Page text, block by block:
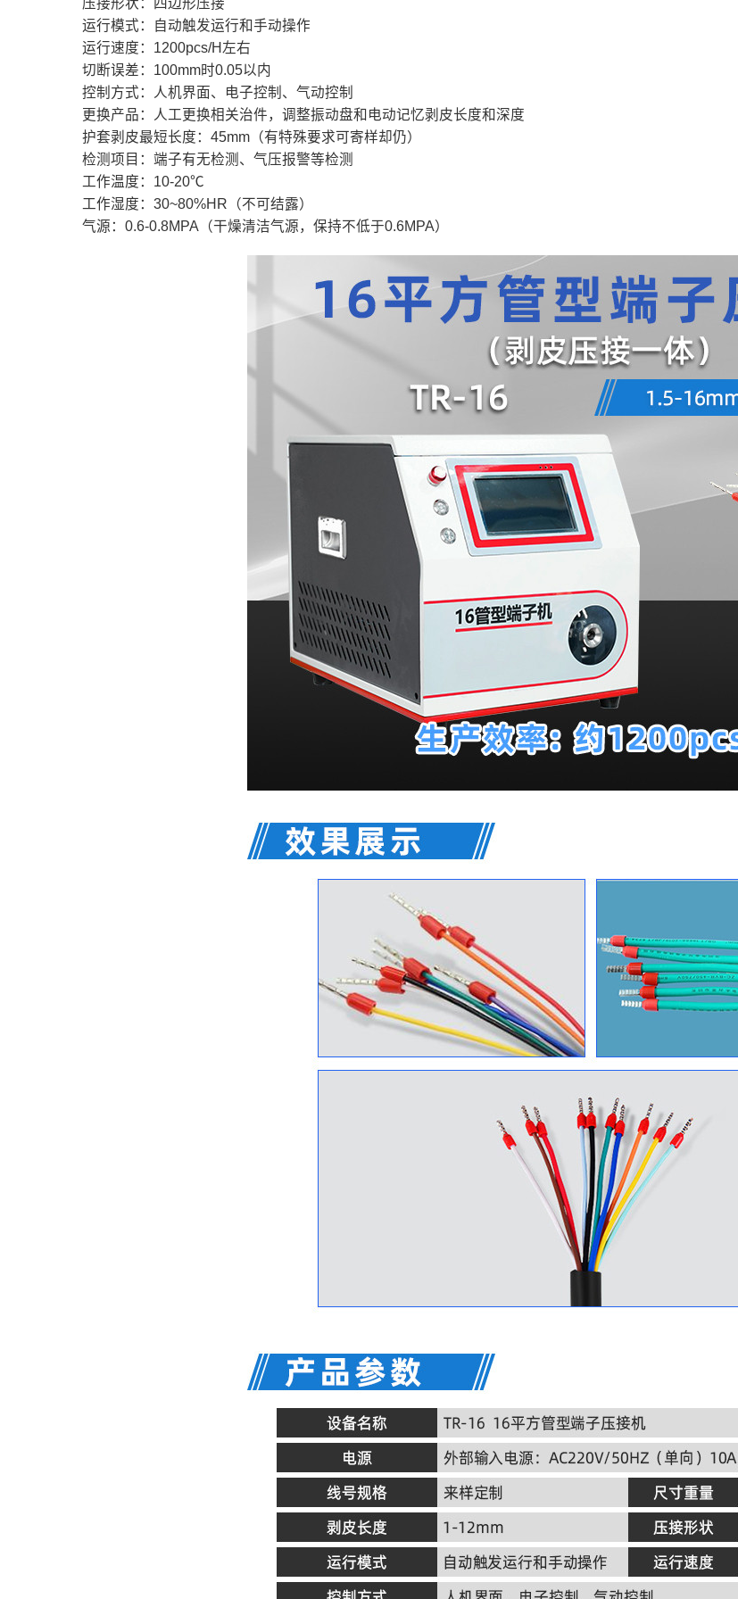
运行模式：自动触发运行和手动操作
运行速度：1200pcs/H左右
切断误差：100mm时0.05以内
控制方式：人机界面、电子控制、气动控制
更换产品：人工更换相关治件，调整振动盘和电动记忆剥皮长度和深度
护套剥皮最短长度：45mm（有特殊要求可寄样却仍）
检测项目：端子有无检测、气压报警等检测
工作温度：10-20℃
工作湿度：30~80%HR（不可结露）
气源：0.6-0.8MPA（干燥清洁气源，保持不低于0.6MPA）